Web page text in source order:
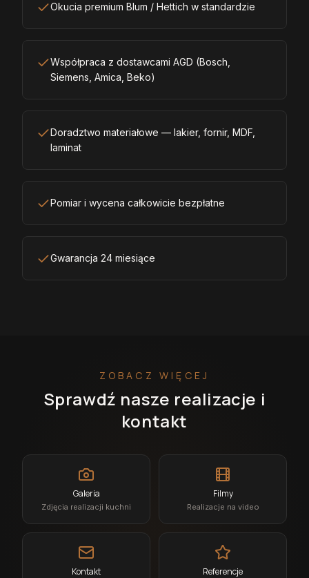
Okucia premium Blum / Hettich w standardzie
Współpraca z dostawcami AGD (Bosch,
Siemens, Amica, Beko)
Doradztwo materiałowe — lakier, fornir, MDF,
laminat
Pomiar i wycena całkowicie bezpłatne
Gwarancja 24 miesiące
ZOBACZ WIĘCEJ
Sprawdź nasze realizacje i
kontakt
Galeria
Zdjęcia realizacji kuchni
Filmy
Realizacje na video
Kontakt Referencje